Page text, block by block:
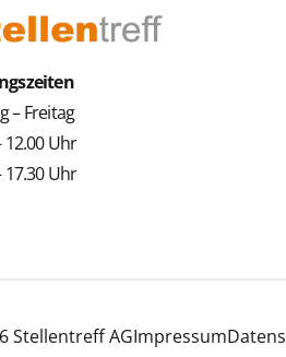
– Freitag
12.00 Uhr
17.30 Uhr
Stellentreff AGImpressum